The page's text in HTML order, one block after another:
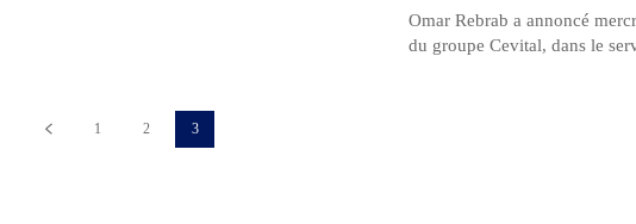
Omar Rebrab a annoncé
du groupe Cevital, dans le
1 2 3